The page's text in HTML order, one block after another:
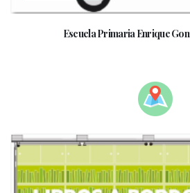
Escuela Primaria Enrique